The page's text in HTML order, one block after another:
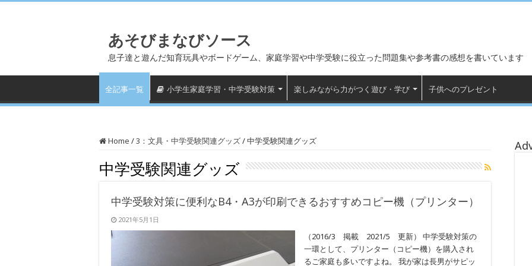
あそびまなびソース
息子達と遊んだ知育玩具やボードゲーム、家庭学習や中学受験に役立った問題集や参考書の感想を書いています
全記事一覧 小学生家庭学習・中学受験対策 楽しみながら力がつく遊び・学び 子供へのプレゼント
Home /3：文具・中学受験関連グッズ/中学受験関連グッズ
中学受験関連グッズ
中学受験対策に便利なB4・A3が印刷できるおすすめコピー機（プリンター）
2021年5月1日
（2016/3 掲載 2021/5 更新） 中学受験対策の
一環として、プリンター（コピー機）を購入され
るご家庭も多いですよね。 我が家は長男がサピッ